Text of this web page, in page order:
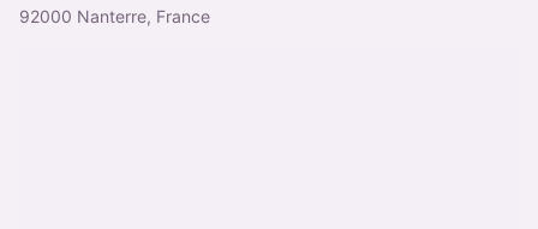
92000 Nanterre, France